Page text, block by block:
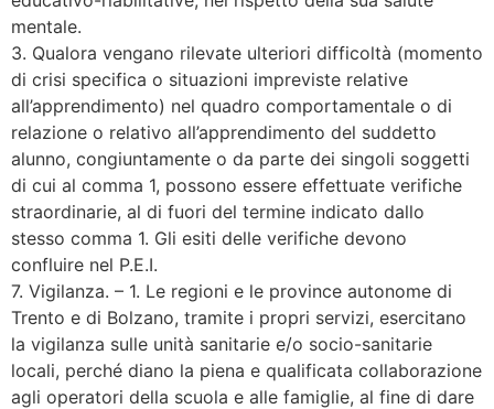
mentale.
3. Qualora vengano rilevate ulteriori difficoltà (momento
di crisi specifica o situazioni impreviste relative
all’apprendimento) nel quadro comportamentale o di
relazione o relativo all’apprendimento del suddetto
alunno, congiuntamente o da parte dei singoli soggetti
di cui al comma 1, possono essere effettuate verifiche
straordinarie, al di fuori del termine indicato dallo
stesso comma 1. Gli esiti delle verifiche devono
confluire nel P.E.I.
7. Vigilanza. – 1. Le regioni e le province autonome di
Trento e di Bolzano, tramite i propri servizi, esercitano
la vigilanza sulle unità sanitarie e/o socio-sanitarie
locali, perché diano la piena e qualificata collaborazione
agli operatori della scuola e alle famiglie, al fine di dare